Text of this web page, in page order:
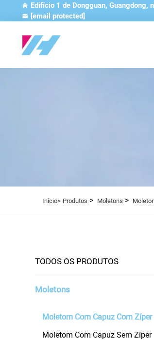
Edifício 1 de Dongguan, Guangdong,
[email protected]
Início> Produtos > Moletons >
TODOS OS PRODUTOS
Moletons
Moletom Com Capuz Com Zíper
Moletom Com Capuz Sem Zíper